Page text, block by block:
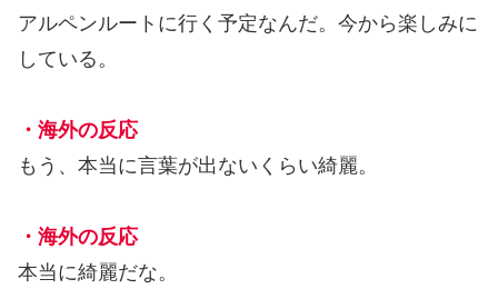
アルペンルートに行く予定なんだ。今から楽しみに
している。
・海外の反応
もう、本当に言葉が出ないくらい綺麗。
・海外の反応
本当に綺麗だな。